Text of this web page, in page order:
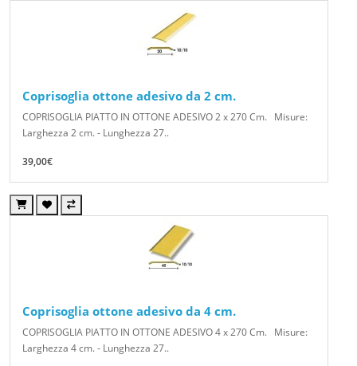
Coprisoglia ottone adesivo da 2 cm.
COPRISOGLIA PIATTO IN OTTONE ADESIVO 2 x 270 Cm. Misure:
Larghezza 2 cm. - Lunghezza 27..
39,00€
Coprisoglia ottone adesivo da 4 cm.
COPRISOGLIA PIATTO IN OTTONE ADESIVO 4 x 270 Cm. Misure:
Larghezza 4 cm. - Lunghezza 27..